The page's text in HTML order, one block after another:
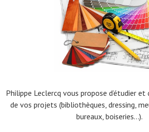
Philippe Leclercq vous propose d’étudier et
de vos projets (bibliothèques, dressing,
bureaux, boiseries…).